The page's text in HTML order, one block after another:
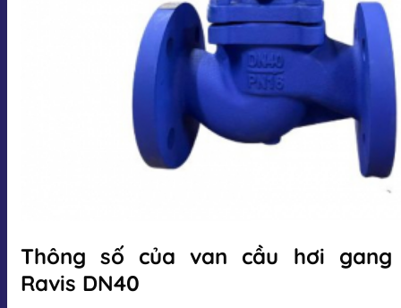
Thông số của van cầu hơi gang
Ravis DN40